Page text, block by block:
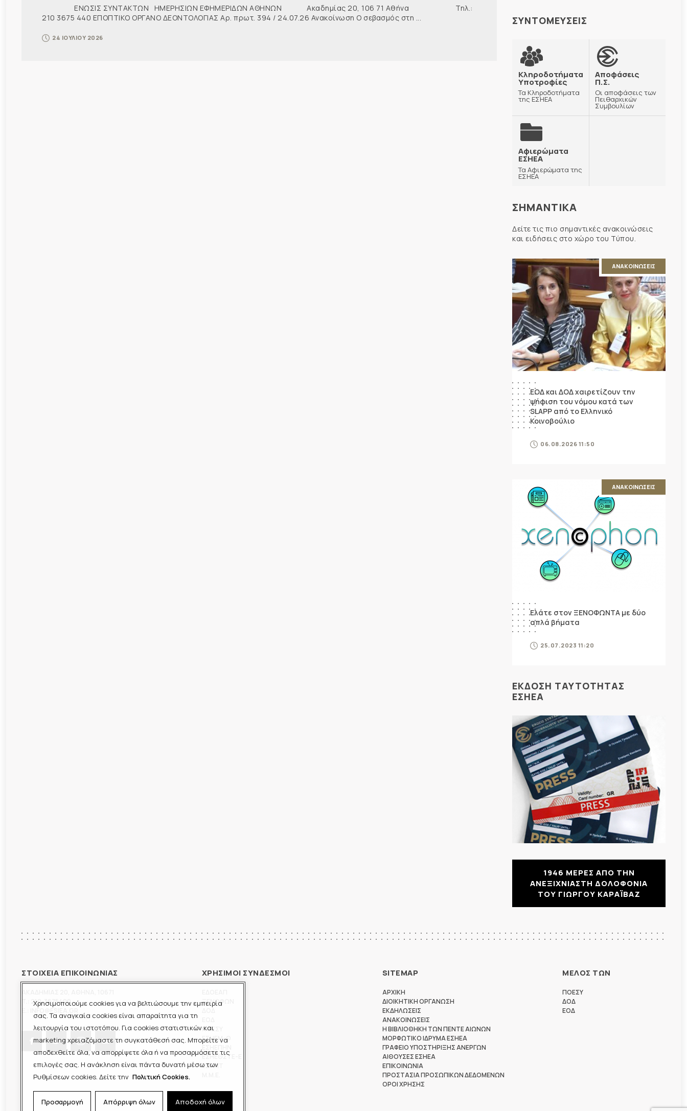
Χρησιμοποιούμε cookies για να βελτιώσουμε την εμπειρία
σας. Τα αναγκαία cookies είναι απαραίτητα για τη
λειτουργία του ιστοτόπου. Για cookies στατιστικών και
marketing χρειαζόμαστε τη συγκατάθεσή σας. Μπορείτε να
αποδεχθείτε όλα, να απορρίψετε όλα ή να προσαρμόσετε τις
επιλογές σας. Η ανάκληση είναι πάντα δυνατή μέσω των
Ρυθμίσεων cookies. Δείτε την Πολιτική Cookies.
Προσαρμογή Απόρριψη όλων Αποδοχή όλων
ΕΝΩΣΙΣ ΣΥΝΤΑΚΤΩΝ ΗΜΕΡΗΣΙΩΝ ΕΦΗΜΕΡΙΔΩΝ ΑΘΗΝΩΝ Ακαδημίας 20, 106 71 Αθήνα Τηλ.:
210 3675 440 ΕΠΟΠΤΙΚΟ ΟΡΓΑΝΟ ΔΕΟΝΤΟΛΟΓΙΑΣ Αρ. πρωτ. 394 / 24.07.26 Ανακοίνωση Ο σεβασμός στη ...
24 ΙΟΥΛΙΟΥ 2026
ΣΥΝΤΟΜΕΥΣΕΙΣ
Κληροδοτήματα
Υποτροφίες
Τα Κληροδοτήματα
της ΕΣΗΕΑ
Αποφάσεις
Π.Σ.
Οι αποφάσεις των
Πειθαρχικών
Συμβουλίων
Αφιερώματα
ΕΣΗΕΑ
Τα Αφιερώματα της
ΕΣΗΕΑ
ΣΗΜΑΝΤΙΚΑ
Δείτε τις πιο σημαντικές ανακοινώσεις
και ειδήσεις στο χώρο του Τύπου.
ΑΝΑΚΟΙΝΩΣΕΙΣ
ΕΟΔ και ΔΟΔ χαιρετίζουν την
ψήφιση του νόμου κατά των
SLAPP από το Ελληνικό
Κοινοβούλιο
06.08.2026 11:50
ΑΝΑΚΟΙΝΩΣΕΙΣ
Ελάτε στον ΞΕΝΟΦΩΝΤΑ με δύο
απλά βήματα
25.07.2023 11:20
ΕΚΔΟΣΗ ΤΑΥΤΟΤΗΤΑΣ
ΕΣΗΕΑ
1946 ΜΕΡΕΣ ΑΠΟ ΤΗΝ
ΑΝΕΞΙΧΝΙΑΣΤΗ ΔΟΛΟΦΟΝΙΑ
ΤΟΥ ΓΙΩΡΓΟΥ ΚΑΡΑΪΒΑΖ
ΣΤΟΙΧΕΙΑ ΕΠΙΚΟΙΝΩΝΙΑΣ
210-3675400
ΧΡΗΣΙΜΟΙ ΣΥΝΔΕΣΜΟΙ
ΞΕΝΟΦΩΝ
ΠΟΕΣΥ
ΕΣΗΕΜ-Θ
ΕΣΗΕΘΣΤΕ-Ε
ΕΣΠΗΤ
SITEMAP
ΑΡΧΙΚΗ
ΔΙΟΙΚΗΤΙΚΗ ΟΡΓΑΝΩΣΗ
ΕΚΔΗΛΩΣΕΙΣ
ΑΝΑΚΟΙΝΩΣΕΙΣ
Η ΒΙΒΛΙΟΘΗΚΗ ΤΩΝ ΠΕΝΤΕ ΑΙΩΝΩΝ
ΜΟΡΦΩΤΙΚΟ ΙΔΡΥΜΑ ΕΣΗΕΑ
ΓΡΑΦΕΙΟ ΥΠΟΣΤΗΡΙΞΗΣ ΑΝΕΡΓΩΝ
ΑΙΘΟΥΣΕΣ ΕΣΗΕΑ
ΕΠΙΚΟΙΝΩΝΙΑ
ΠΡΟΣΤΑΣΙΑ ΠΡΟΣΩΠΙΚΩΝ ΔΕΔΟΜΕΝΩΝ
ΟΡΟΙ ΧΡΗΣΗΣ
ΜΕΛΟΣ ΤΩΝ
ΠΟΕΣΥ
ΔΟΔ
ΕΟΔ